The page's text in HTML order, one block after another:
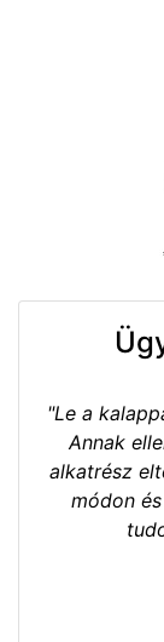
"Le a
Annak
alkatrész
módon